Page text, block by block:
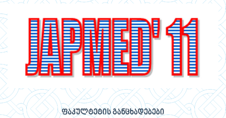
ფაკულტეტის განცხადებები